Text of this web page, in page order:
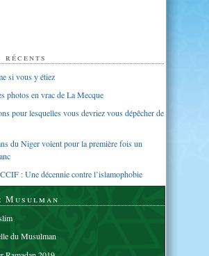
si vous y étiez
photos en vrac de La Mecque
pour lesquelles vous devriez vous dépêcher de
du Niger voient pour la première fois un
: Une décennie contre l’islamophobie
Musulman
du Musulman